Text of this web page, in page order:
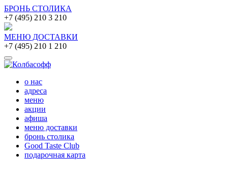
БРОНЬ СТОЛИКА
+7 (495) 210 3 210
МЕНЮ ДОСТАВКИ
+7 (495) 210 1 210
о нас
адреса
меню
акции
афиша
меню доставки
бронь столика
Good Taste Club
подарочная карта